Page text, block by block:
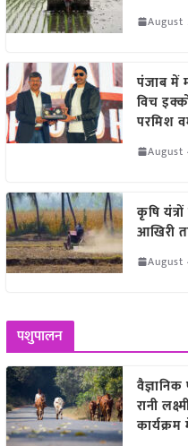
August
पंजाब में
विच
परमिश
August
कृषि
आखिरी
August
पशुपालन
रानी